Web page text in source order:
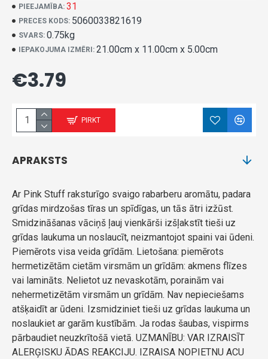
PIEEJAMĪBA: 31
PRECES KODS: 5060033821619
SVARS: 0.75kg
IEPAKOJUMA IZMĒRI: 21.00cm x 11.00cm x 5.00cm
€3.79
PIRKT
APRAKSTS
Ar Pink Stuff raksturīgo svaigo rabarberu aromātu, padara
grīdas mirdzošas tīras un spīdīgas, un tās ātri izžūst.
Smidzināšanas vāciņš ļauj vienkārši izšļakstīt tieši uz
grīdas laukuma un noslaucīt, neizmantojot spaini vai ūdeni.
Piemērots visa veida grīdām. Lietošana: piemērots
hermetizētām cietām virsmām un grīdām: akmens flīzes
vai lamināts. Nelietot uz nevaskotām, porainām vai
nehermetizētām virsmām un grīdām. Nav nepieciešams
atšķaidīt ar ūdeni. Izsmidziniet tieši uz grīdas laukuma un
noslaukiet ar garām kustībām. Ja rodas šaubas, vispirms
pārbaudiet neuzkrītošā vietā. UZMANĪBU: VAR IZRAISĪT
ALERĢISKU ĀDAS REAKCIJU. IZRAISA NOPIETNU ACU